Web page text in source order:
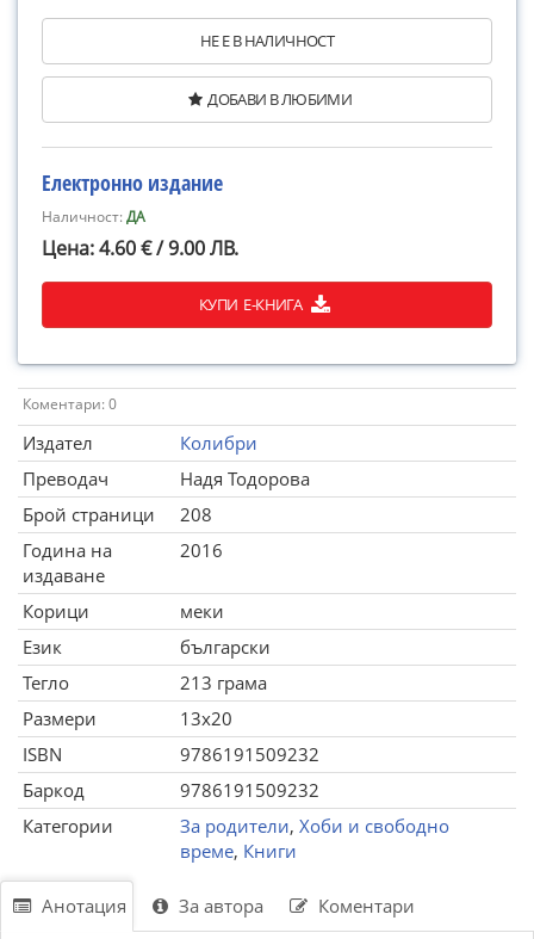
НЕ Е В НАЛИЧНОСТ
ДОБАВИ В ЛЮБИМИ
Електронно издание
Наличност:ДА
Цена: 4.60 € / 9.00 ЛВ.
КУПИ Е-КНИГА
Коментари: 0
Издател
Колибри
Преводач
Надя Тодорова
Брой страници
208
Година на
издаване
2016
Корици
меки
Език
български
Тегло
213 грама
Размери
13x20
ISBN
9786191509232
Баркод
9786191509232
Категории
За родители, Хоби и свободно
време, Книги
Анотация За автора Коментари